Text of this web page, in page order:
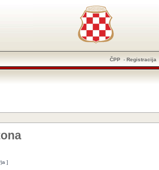
ČPP - Registracija
]